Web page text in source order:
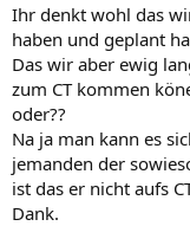
,- nicht ärgern...
Ihr denkt wohl das
haben und geplant
Das wir aber ewig
zum CT kommen
oder??
Na ja man kann es
jemanden der
ist das er nicht aufs
Dank.